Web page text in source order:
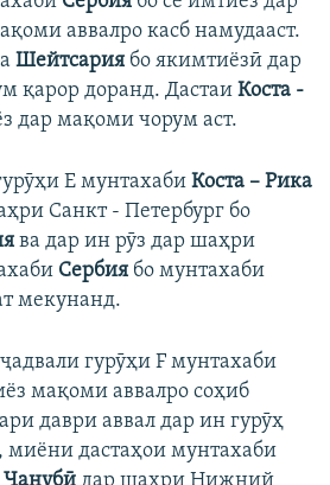
аввалро касб намудааст.
Шейтсария бо якимтиёзӣ дар
қарор доранд. Дастаи Коста -
дар мақоми чорум аст.
Е мунтахаби Коста – Рика
Санкт - Петербург бо
ва дар ин рӯз дар шаҳри
Сербия бо мунтахаби
мекунанд.
гурӯҳи F мунтахаби
мақоми аввалро соҳиб
даври аввал дар ин гурӯҳ
дастаҳои мунтахаби